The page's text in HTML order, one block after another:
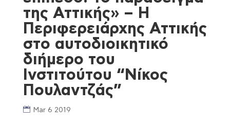
της Αττικής» – Η
Περιφερειάρχης Αττικής
στο αυτοδιοικητικό
διήμερο του
Ινστιτούτου “Νίκος
Πουλαντζάς”
Mar 6 2019